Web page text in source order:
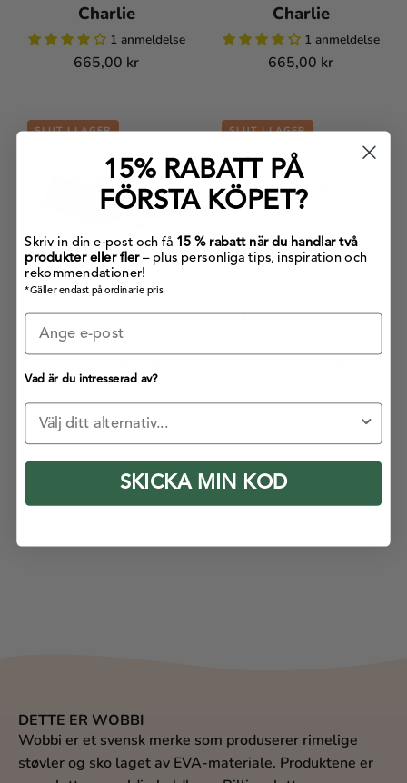
Charlie
1 anmeldelse
665,00 kr
Charlie
1 anmeldelse
665,00 kr
Klare
slip-
on
SLUT I LAGER
Klare barn slip-on
14 anmeldelser
Klare
slip-
on
SLUT I LAGER
Klare barn slip-on
DETTE ER WOBBI
Wobbi er et svensk merke som produserer rimelige
støvler og sko laget av EVA-materiale. Produktene er
15% RABATT PÅ
FÖRSTA KÖPET?
Skriv in din e-post och få 15 % rabatt när du handlar två
produkter eller fler– plus personliga tips, inspiration och
rekommendationer!
*Gäller endast på ordinarie pris
Vad är du intresserad av?
Kategori
SKICKA MIN KOD